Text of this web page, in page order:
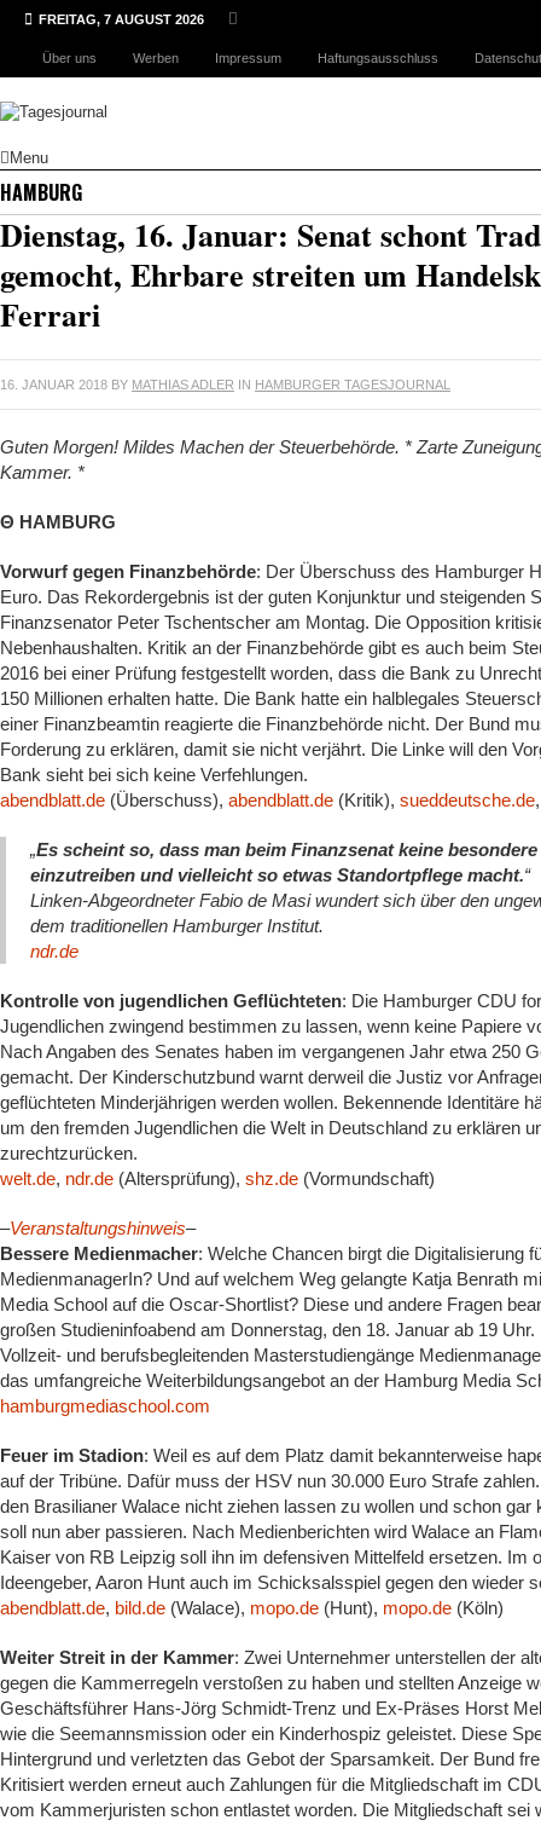
FREITAG, 7 AUGUST 2026
Über uns Werben Impressum Haftungsausschluss
Menu
HAMBURG
Dienstag, 16. Januar: Senat schont
gemocht, Ehrbare streiten um
Ferrari
16. JANUAR 2018 BY MATHIAS ADLER IN HAMBURGER TAGESJOURNAL
Guten Morgen! Mildes Machen der Steuerbehörde. * Zarte
Kammer. *
Θ HAMBURG
Vorwurf gegen Finanzbehörde: Der Überschuss des Hamburger
Euro. Das Rekordergebnis ist der guten Konjunktur und steigenden
Finanzsenator Peter Tschentscher am Montag. Die Opposition
Nebenhaushalten. Kritik an der Finanzbehörde gibt es auch beim
2016 bei einer Prüfung festgestellt worden, dass die Bank zu
150 Millionen erhalten hatte. Die Bank hatte ein halblegales
einer Finanzbeamtin reagierte die Finanzbehörde nicht. Der Bund
Forderung zu erklären, damit sie nicht verjährt. Die Linke will den
Bank sieht bei sich keine Verfehlungen.
abendblatt.de (Überschuss), abendblatt.de (Kritik), sueddeutsche.de
„Es scheint so, dass man beim Finanzsenat keine
einzutreiben und vielleicht so etwas Standortpflege macht.“
Linken-Abgeordneter Fabio de Masi wundert sich über den
dem traditionellen Hamburger Institut.
ndr.de
Kontrolle von jugendlichen Geflüchteten: Die Hamburger CDU
Jugendlichen zwingend bestimmen zu lassen, wenn keine Papiere
Nach Angaben des Senates haben im vergangenen Jahr etwa 250
gemacht. Der Kinderschutzbund warnt derweil die Justiz vor
geflüchteten Minderjährigen werden wollen. Bekennende Identitäre
um den fremden Jugendlichen die Welt in Deutschland zu erklären
zurechtzurücken.
welt.de, ndr.de (Altersprüfung), shz.de (Vormundschaft)
–Veranstaltungshinweis–
Bessere Medienmacher: Welche Chancen birgt die Digitalisierung
MedienmanagerIn? Und auf welchem Weg gelangte Katja Benrath
Media School auf die Oscar-Shortlist? Diese und andere Fragen
großen Studieninfoabend am Donnerstag, den 18. Januar ab 19
Vollzeit- und berufsbegleitenden Masterstudiengänge
das umfangreiche Weiterbildungsangebot an der Hamburg Media
hamburgmediaschool.com
Feuer im Stadion: Weil es auf dem Platz damit bekannterweise
auf der Tribüne. Dafür muss der HSV nun 30.000 Euro Strafe
den Brasilianer Walace nicht ziehen lassen zu wollen und schon
soll nun aber passieren. Nach Medienberichten wird Walace an
Kaiser von RB Leipzig soll ihn im defensiven Mittelfeld ersetzen. Im
Ideengeber, Aaron Hunt auch im Schicksalsspiel gegen den wieder
abendblatt.de, bild.de (Walace), mopo.de (Hunt), mopo.de (Köln)
Weiter Streit in der Kammer: Zwei Unternehmer unterstellen der
gegen die Kammerregeln verstoßen zu haben und stellten Anzeige
Geschäftsführer Hans-Jörg Schmidt-Trenz und Ex-Präses Horst
wie die Seemannsmission oder ein Kinderhospiz geleistet. Diese
Hintergrund und verletzten das Gebot der Sparsamkeit. Der Bund
Kritisiert werden erneut auch Zahlungen für die Mitgliedschaft im
vom Kammerjuristen schon entlastet worden. Die Mitgliedschaft sei